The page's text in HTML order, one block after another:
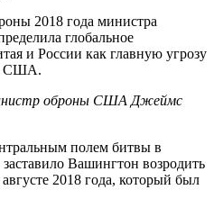
2018 года министра
глобальное
и России как главную угрозу
США.
оброны США Джеймс
полем битвы в
Вашингтон возродить
2018 года, который был